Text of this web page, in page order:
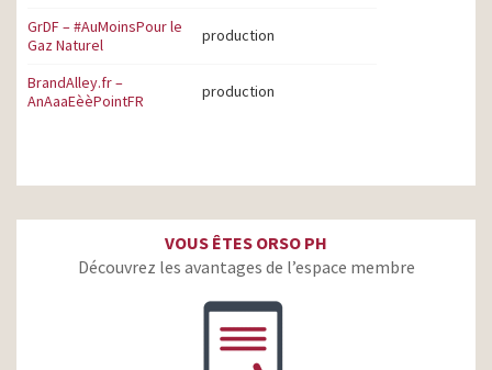
GrDF – #AuMoinsPour le
Gaz Naturel
production
BrandAlley.fr –
AnAaaEèèPointFR
production
VOUS ÊTES ORSO PH
Découvrez les avantages de l’espace membre